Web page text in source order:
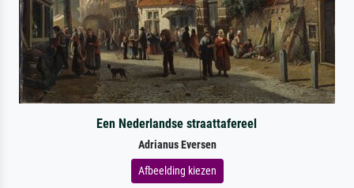
Een Nederlandse straattafereel
Adrianus Eversen
Afbeelding kiezen